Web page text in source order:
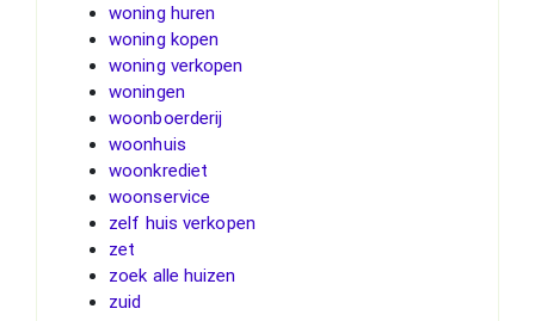
woning huren
woning kopen
woning verkopen
woningen
woonboerderij
woonhuis
woonkrediet
woonservice
zelf huis verkopen
zet
zoek alle huizen
zuid